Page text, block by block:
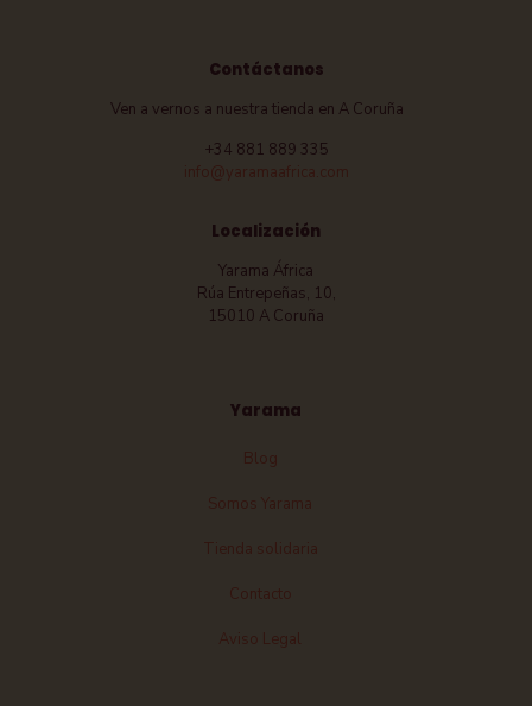
Contáctanos
Ven a vernos a nuestra tienda en A Coruña
+34 881 889 335
Localización
Yarama África
Rúa Entrepeñas, 10,
15010 A Coruña
Yarama